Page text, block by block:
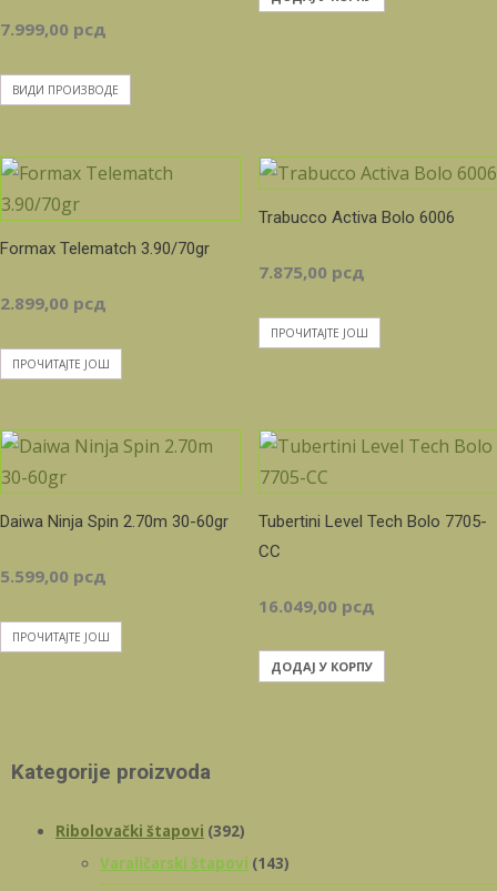
7.999,00 рсд
цена:
од
5.225,00 рсд
7.999,00 рсд
ВИДИ ПРОИЗВОДЕ
Formax Telematch 3.90/70gr
2.899,00 рсд
ПРОЧИТАЈТЕ ЈОШ
Trabucco Activa Bolo 6006
7.875,00 рсд
ПРОЧИТАЈТЕ ЈОШ
Daiwa Ninja Spin 2.70m 30-60gr
5.599,00 рсд
ПРОЧИТАЈТЕ ЈОШ
Tubertini Level Tech Bolo 7705-
CC
16.049,00 рсд
ДОДАЈ У КОРПУ
Kategorije proizvoda
Ribolovački štapovi (392)
Varaličarski štapovi (143)